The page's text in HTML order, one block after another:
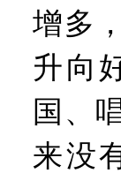
增多
升向
国、
来没